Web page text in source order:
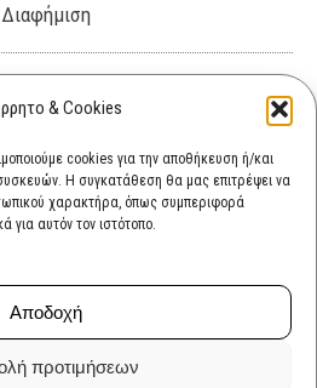
& Cookies
cookies για την αποθήκευση ή/και
Η συγκατάθεση θα μας επιτρέψει να
χαρακτήρα, όπως συμπεριφορά
για αυτόν τον ιστότοπο.
Αποδοχή
προτιμήσεων
Διαφήμιση
17675